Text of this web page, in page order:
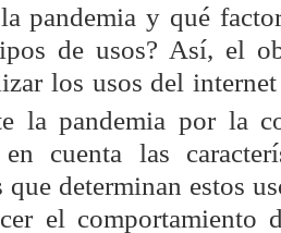
pandemia y qué
de usos? Así, el
los usos del
la pandemia por la
cuenta las
determinan estos
el comportamiento